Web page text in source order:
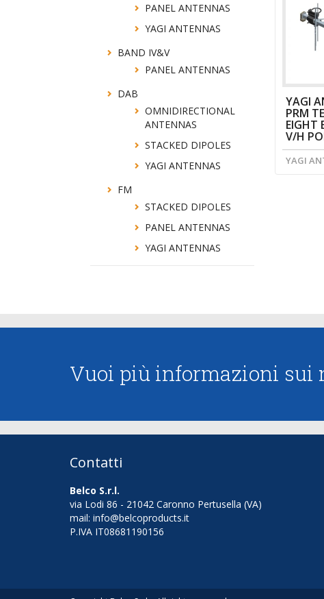
PANEL ANTENNAS
YAGI ANTENNAS
BAND IV&V
PANEL ANTENNAS
DAB
OMNIDIRECTIONAL
ANTENNAS
STACKED DIPOLES
YAGI ANTENNAS
FM
STACKED DIPOLES
PANEL ANTENNAS
YAGI ANTENNAS
YAGI
PRM
EIGHT
V/H
YAGI
Vuoi più informazioni sui
Contatti
Belco S.r.l.
via Lodi 86 - 21042 Caronno Pertusella (VA)
mail: info@belcoproducts.it
P.IVA IT08681190156